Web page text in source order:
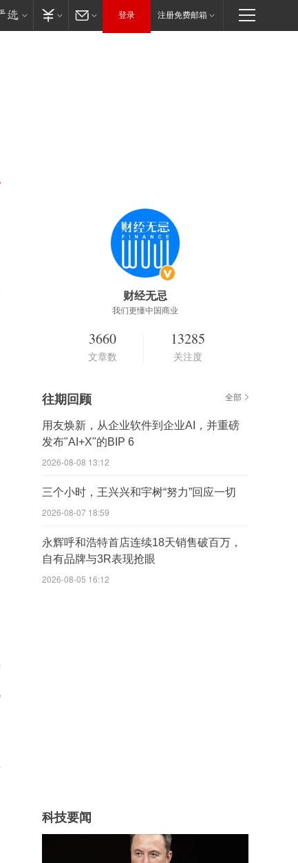
登录 注册免费邮箱
财经无忌
我们更懂中国商业
3660
文章数
13285
关注度
往期回顾 全部
用友焕新，从企业软件到企业AI，并重磅
发布"AI+X"的BIP 6
2026-08-08 13:12
三个小时，王兴兴和宇树“努力”回应一切
2026-08-07 18:59
永辉呼和浩特首店连续18天销售破百万，
自有品牌与3R表现抢眼
2026-08-05 16:12
科技要闻